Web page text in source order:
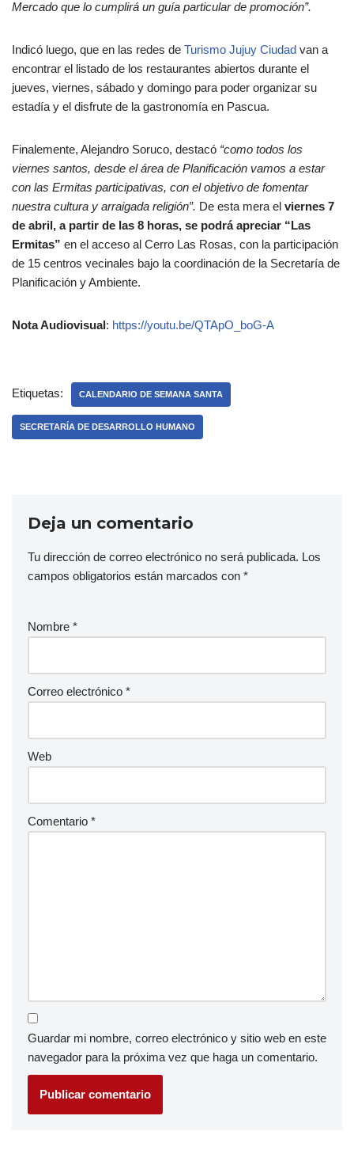
Mercado que lo cumplirá un guía particular de promoción”.
Indicó luego, que en las redes de Turismo Jujuy Ciudad van a
encontrar el listado de los restaurantes abiertos durante el
jueves, viernes, sábado y domingo para poder organizar su
estadía y el disfrute de la gastronomía en Pascua.
Finalemente, Alejandro Soruco, destacó “como todos los
viernes santos, desde el área de Planificación vamos a estar
con las Ermitas participativas, con el objetivo de fomentar
nuestra cultura y arraigada religión”. De esta mera el viernes 7
de abril, a partir de las 8 horas, se podrá apreciar “Las
Ermitas” en el acceso al Cerro Las Rosas, con la participación
de 15 centros vecinales bajo la coordinación de la Secretaría de
Planificación y Ambiente.
Nota Audiovisual: https://youtu.be/QTApO_boG-A
Etiquetas: CALENDARIO DE SEMANA SANTA
SECRETARÍA DE DESARROLLO HUMANO
Deja un comentario
Tu dirección de correo electrónico no será publicada. Los
campos obligatorios están marcados con *
Nombre *
Correo electrónico *
Web
Comentario *
Guardar mi nombre, correo electrónico y sitio web en este
navegador para la próxima vez que haga un comentario.